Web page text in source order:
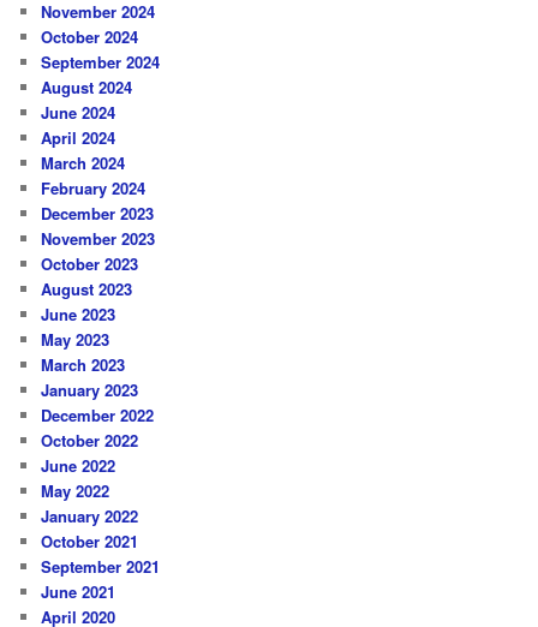
November 2024
October 2024
September 2024
August 2024
June 2024
April 2024
March 2024
February 2024
December 2023
November 2023
October 2023
August 2023
June 2023
May 2023
March 2023
January 2023
December 2022
October 2022
June 2022
May 2022
January 2022
October 2021
September 2021
June 2021
April 2020